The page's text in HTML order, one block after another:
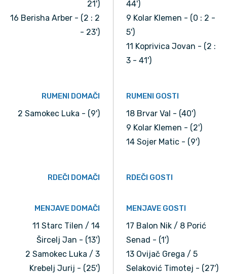
21')
16 Berisha Arber - (2 : 2
- 23')
44')
9 Kolar Klemen - (0 : 2 -
5')
11 Koprivica Jovan - (2 :
3 - 41')
RUMENI DOMAČI
2 Samokec Luka - (9')
RUMENI GOSTI
18 Brvar Val - (40')
9 Kolar Klemen - (2')
14 Sojer Matic - (9')
RDEČI DOMAČI RDEČI GOSTI
MENJAVE DOMAČI
11 Starc Tilen / 14
Šircelj Jan - (13')
2 Samokec Luka / 3
Krebelj Jurij - (25')
MENJAVE GOSTI
17 Balon Nik / 8 Porić
Senad - (1')
13 Ovijač Grega / 5
Selaković Timotej - (27')